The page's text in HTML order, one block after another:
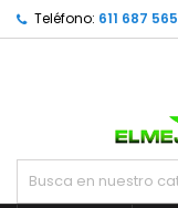
Teléfono: 611 687 565